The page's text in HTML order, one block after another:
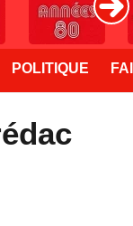
POLITIQUE